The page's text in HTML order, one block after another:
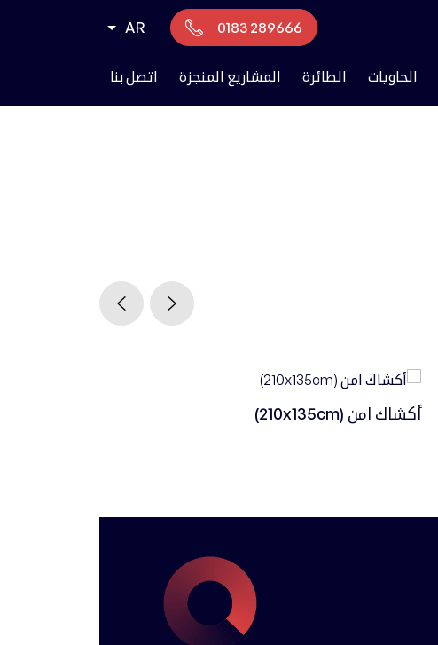
0183 289666
AR
الحاويات الطائرة المشاريع المنجزة اتصل بنا
أكشاك امن (210x135cm)